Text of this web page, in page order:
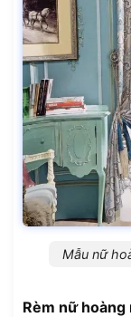
Mẫu nữ
Rèm nữ